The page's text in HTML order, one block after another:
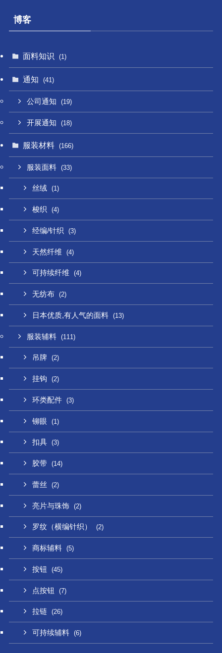
博客
面料知识 (1)
通知 (41)
公司通知 (19)
开展通知 (18)
服装材料 (166)
服装面料 (33)
丝绒 (1)
梭织 (4)
经编/针织 (3)
天然纤维 (4)
可持续纤维 (4)
无纺布 (2)
日本优质,有人气的面料 (13)
服装辅料 (111)
吊牌 (2)
挂钩 (2)
环类配件 (3)
铆眼 (1)
扣具 (3)
胶带 (14)
蕾丝 (2)
亮片与珠饰 (2)
罗纹（横编针织） (2)
商标辅料 (5)
按钮 (45)
点按钮 (7)
拉链 (26)
可持续辅料 (6)